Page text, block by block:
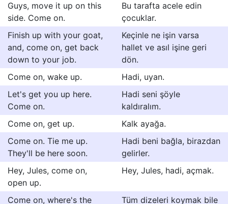
Guys, move it up on this
side. Come on.
Bu tarafta acele edin
çocuklar.
Finish up with your goat,
and, come on, get back
down to your job.
Keçinle ne işin varsa
hallet ve asıl işine geri
dön.
Come on, wake up.
Hadi, uyan.
Let's get you up here.
Come on.
Hadi seni şöyle
kaldıralım.
Come on, get up.
Kalk ayağa.
Come on. Tie me up.
They'll be here soon.
Hadi beni bağla, birazdan
gelirler.
Hey, Jules, come on,
open up.
Hey, Jules, hadi, açmak.
Come on, where's the
Tüm dizeleri koymak bile